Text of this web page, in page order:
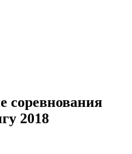
cоревнования
2018